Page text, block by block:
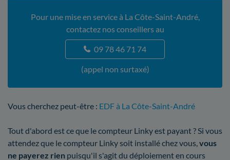
Pour une mise en service à La Côte-Saint-André,
contactez nos conseillers au
09 78 46 71 74
(appel non surtaxé)
Vous cherchez peut-être : EDF à La Côte-Saint-André
Tout d'abord est ce que le compteur Linky est payant ? Si vous
attendez que le compteur Linky soit installé chez vous,vous
ne payerez rien puisqu'il s'agit du déploiement en cours